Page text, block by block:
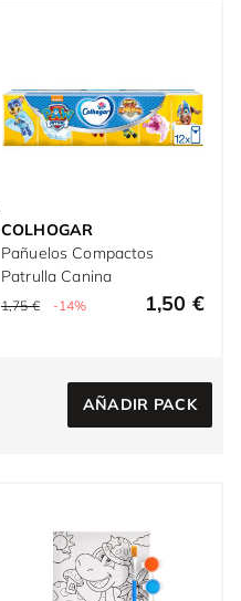
COLHOGAR
Pañuelos Compactos
Patrulla Canina
1,75 € -14% 1,50 €
AÑADIR PACK